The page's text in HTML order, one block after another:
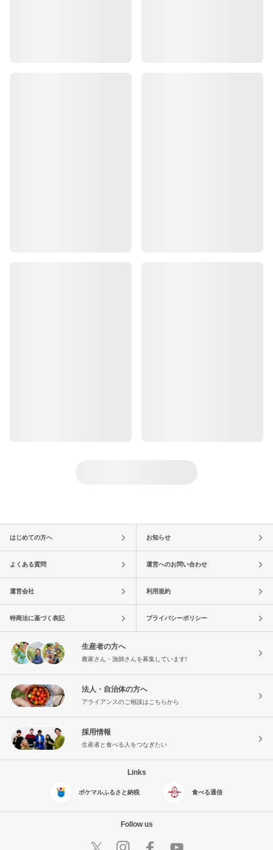
はじめての方へ お知らせ
よくある質問 運営へのお問い合わせ
運営会社 利用規約
特商法に基づく表記 プライバシーポリシー
生産者の方へ
農家さん・漁師さんを募集しています!
法人・自治体の方へ
アライアンスのご相談はこちらから
採用情報
生産者と食べる人をつなぎたい
Links
ポケマルふるさと納税 食べる通信
Follow us